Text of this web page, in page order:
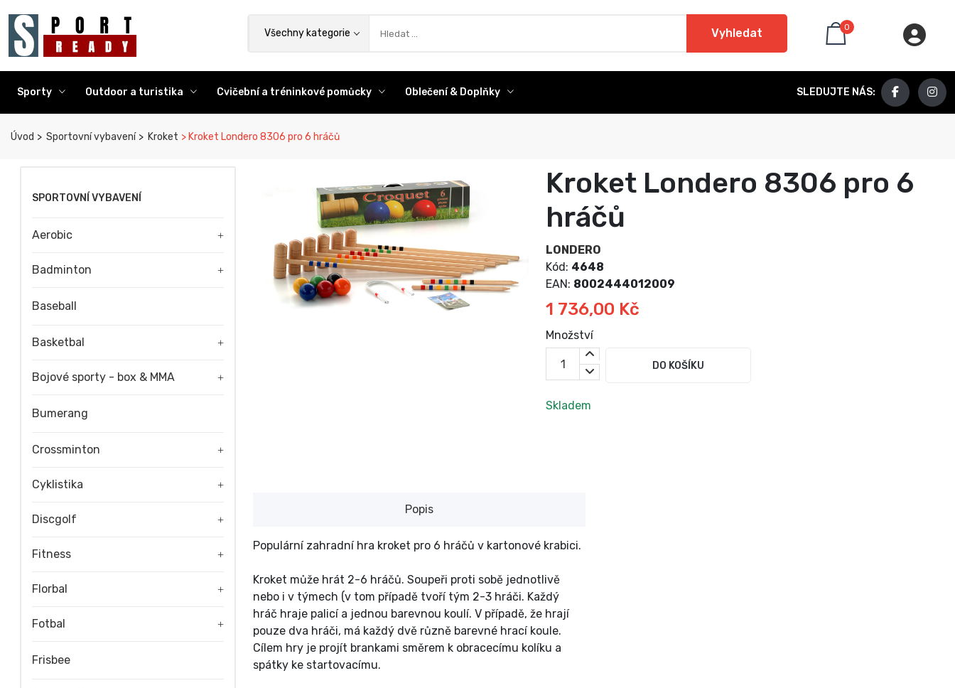
Všechny kategorie Vyhledat 0
Sporty Outdoor a turistika Cvičební a tréninkové pomůcky Oblečení & Doplňky SLEDUJTE NÁS:
Úvod Sportovní vybavení Kroket Kroket Londero 8306 pro 6 hráčů
Kroket Londero 8306 pro 6
hráčů
LONDERO
Kód: 4648
EAN: 8002444012009
1 736,00 Kč
Množství
DO KOŠÍKU
Skladem
Popis
Populární zahradní hra kroket pro 6 hráčů v kartonové krabici.
Kroket může hrát 2-6 hráčů. Soupeři proti sobě jednotlivě
nebo i v týmech (v tom případě tvoří tým 2-3 hráči. Každý
hráč hraje palicí a jednou barevnou koulí. V případě, že hrají
pouze dva hráči, má každý dvě různě barevné hrací koule.
Cílem hry je projít brankami směrem k obracecímu kolíku a
spátky ke startovacímu.
SPORTOVNÍ VYBAVENÍ
Aerobic +
Badminton +
Baseball
Basketbal +
Bojové sporty - box & MMA +
Bumerang
Crossminton +
Cyklistika +
Discgolf +
Fitness +
Florbal +
Fotbal +
Frisbee